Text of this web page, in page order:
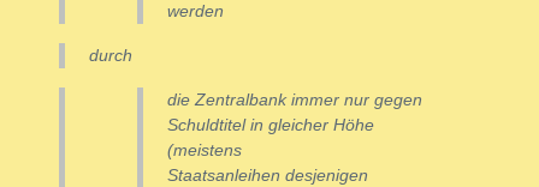
werden
durch
die Zentralbank immer nur gegen
Schuldtitel in gleicher Höhe
(meistens
Staatsanleihen desjenigen